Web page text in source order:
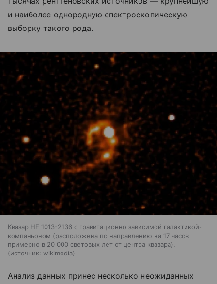
и наиболее однородную спектроскопическую
выборку такого рода.
Квазар HE 1013-2136 с гравитационно зависимой галактикой-
компаньоном (расположена по направлению на 17 часов
примерно в 20 000 световых лет от центра квазара).
источник: wikimedia
Анализ данных принес несколько неожиданных